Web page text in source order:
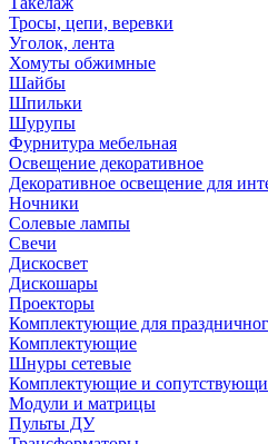
Тросы, цепи, веревки
Уголок, лента
Хомуты обжимные
Шайбы
Шпильки
Шурупы
Фурнитура мебельная
Освещение декоративное
Декоративное освещение для
Ночники
Солевые лампы
Свечи
Дискосвет
Дискошары
Проекторы
Комплектующие для
Комплектующие
Шнуры сетевые
Комплектующие и
Модули и матрицы
Пульты ДУ